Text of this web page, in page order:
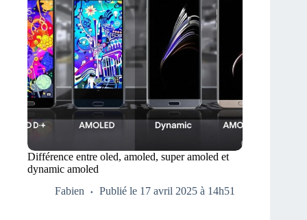
Différence entre oled, amoled, super amoled et
dynamic amoled
Fabien
Publié le 17 avril 2025 à 14h51